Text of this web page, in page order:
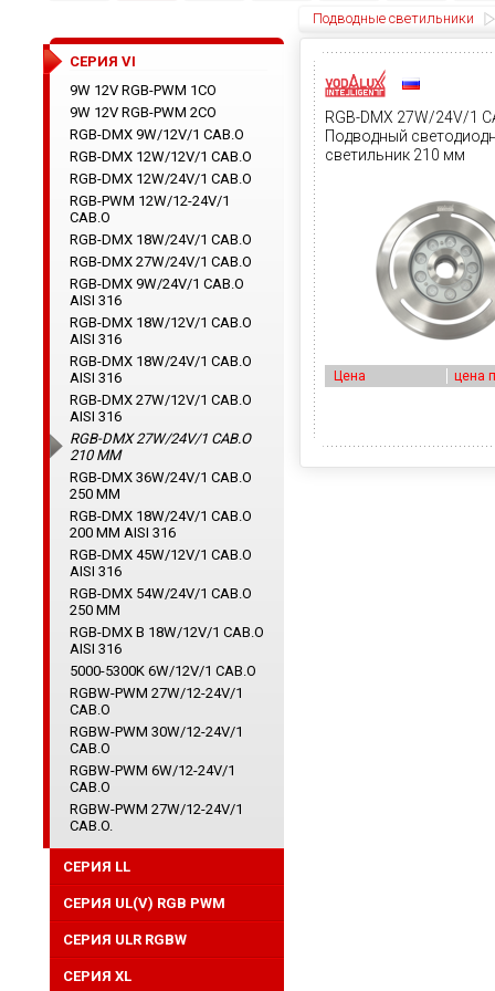
Подводные светильники
RGB-DMX 27W/24V/1
Подводный
светильник 210 мм
Цена цена
CЕРИЯ VI
9W 12V RGB-PWM 1CO
9W 12V RGB-PWM 2CO
RGB-DMX 9W/12V/1 CAB.O
RGB-DMX 12W/12V/1 CAB.O
RGB-DMX 12W/24V/1 CAB.O
RGB-PWM 12W/12-24V/1
CAB.O
RGB-DMX 18W/24V/1 CAB.O
RGB-DMX 27W/24V/1 CAB.O
RGB-DMX 9W/24V/1 CAB.O
AISI 316
RGB-DMX 18W/12V/1 CAB.O
AISI 316
RGB-DMX 18W/24V/1 CAB.O
AISI 316
RGB-DMX 27W/12V/1 CAB.O
AISI 316
RGB-DMX 27W/24V/1 CAB.O
210 ММ
RGB-DMX 36W/24V/1 CAB.O
250 ММ
RGB-DMX 18W/24V/1 CAB.O
200 ММ AISI 316
RGB-DMX 45W/12V/1 CAB.O
AISI 316
RGB-DMX 54W/24V/1 CAB.O
250 ММ
RGB-DMX B 18W/12V/1 CAB.O
AISI 316
5000-5300K 6W/12V/1 CAB.O
RGBW-PWM 27W/12-24V/1
CAB.O
RGBW-PWM 30W/12-24V/1
CAB.O
RGBW-PWM 6W/12-24V/1
CAB.O
RGBW-PWM 27W/12-24V/1
CAB.O.
СЕРИЯ LL
СЕРИЯ UL(V) RGB PWM
СЕРИЯ ULR RGBW
CЕРИЯ XL